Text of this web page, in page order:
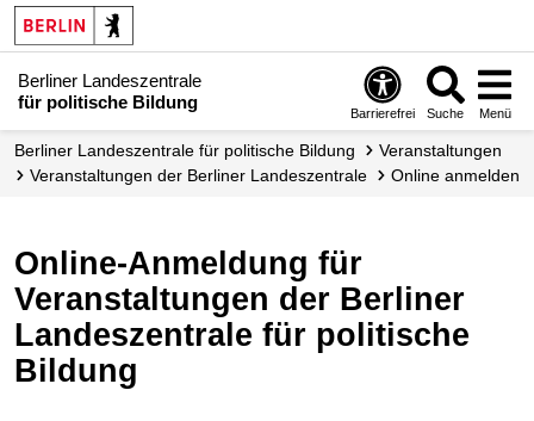
Berliner Landeszentrale
für politische Bildung
Barrierefrei Suche Menü
Berliner Landeszentrale für politische Bildung
Veranstaltungen
Veranstaltungen der Berliner Landes­zentrale
Online anmelden
Online-Anmeldung für
Veranstaltungen der Berliner
Landeszentrale für politische
Bildung